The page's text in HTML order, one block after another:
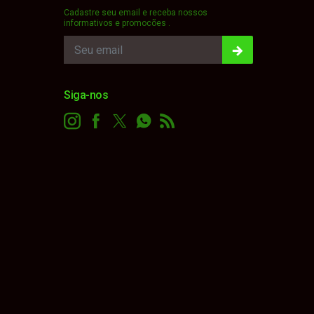
Cadastre seu email e receba nossos
informativos e promocões .
Siga-nos